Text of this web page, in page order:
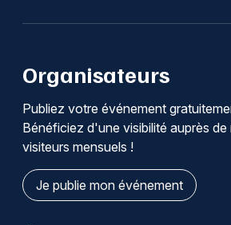
Organisateurs
Publiez votre événement
Bénéficiez d'une visibilité auprès
visiteurs mensuels !
Je publie mon événement